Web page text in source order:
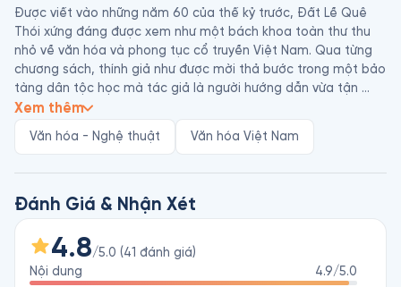
Được viết vào những năm 60 của thế kỷ trước, Đất Lề Quê
Thói xứng đáng được xem như một bách khoa toàn thư thu
nhỏ về văn hóa và phong tục cổ truyền Việt Nam. Qua từng
chương sách, thính giả như được mời thả bước trong một bảo
tàng dân tộc học mà tác giả là người hướng dẫn vừa tận
tình, sâu sắc, vừa duyên dáng hóm hỉnh, để cùng trở về một
khứ xa xôi tự thuở nào. Đâu chỉ là những câu chuyện về tâm
thần Việt với những gìn giữ và thích nghi, thay đổi qua bao
thế hệ , lạc hậu mà phong phú, và vẫn giàu thành kính được
tái hiện đầy đủ trong Đất Lề Quê Thói.
Trong bối cảnh cuộc sống vật chất và các giá trị đã thay đổi
Xem thêm
Văn hóa - Nghệ thuật Văn hóa Việt Nam
Đánh Giá & Nhận Xét
4.8/5.0 (41 đánh giá)
Nội dung
4.9/5.0